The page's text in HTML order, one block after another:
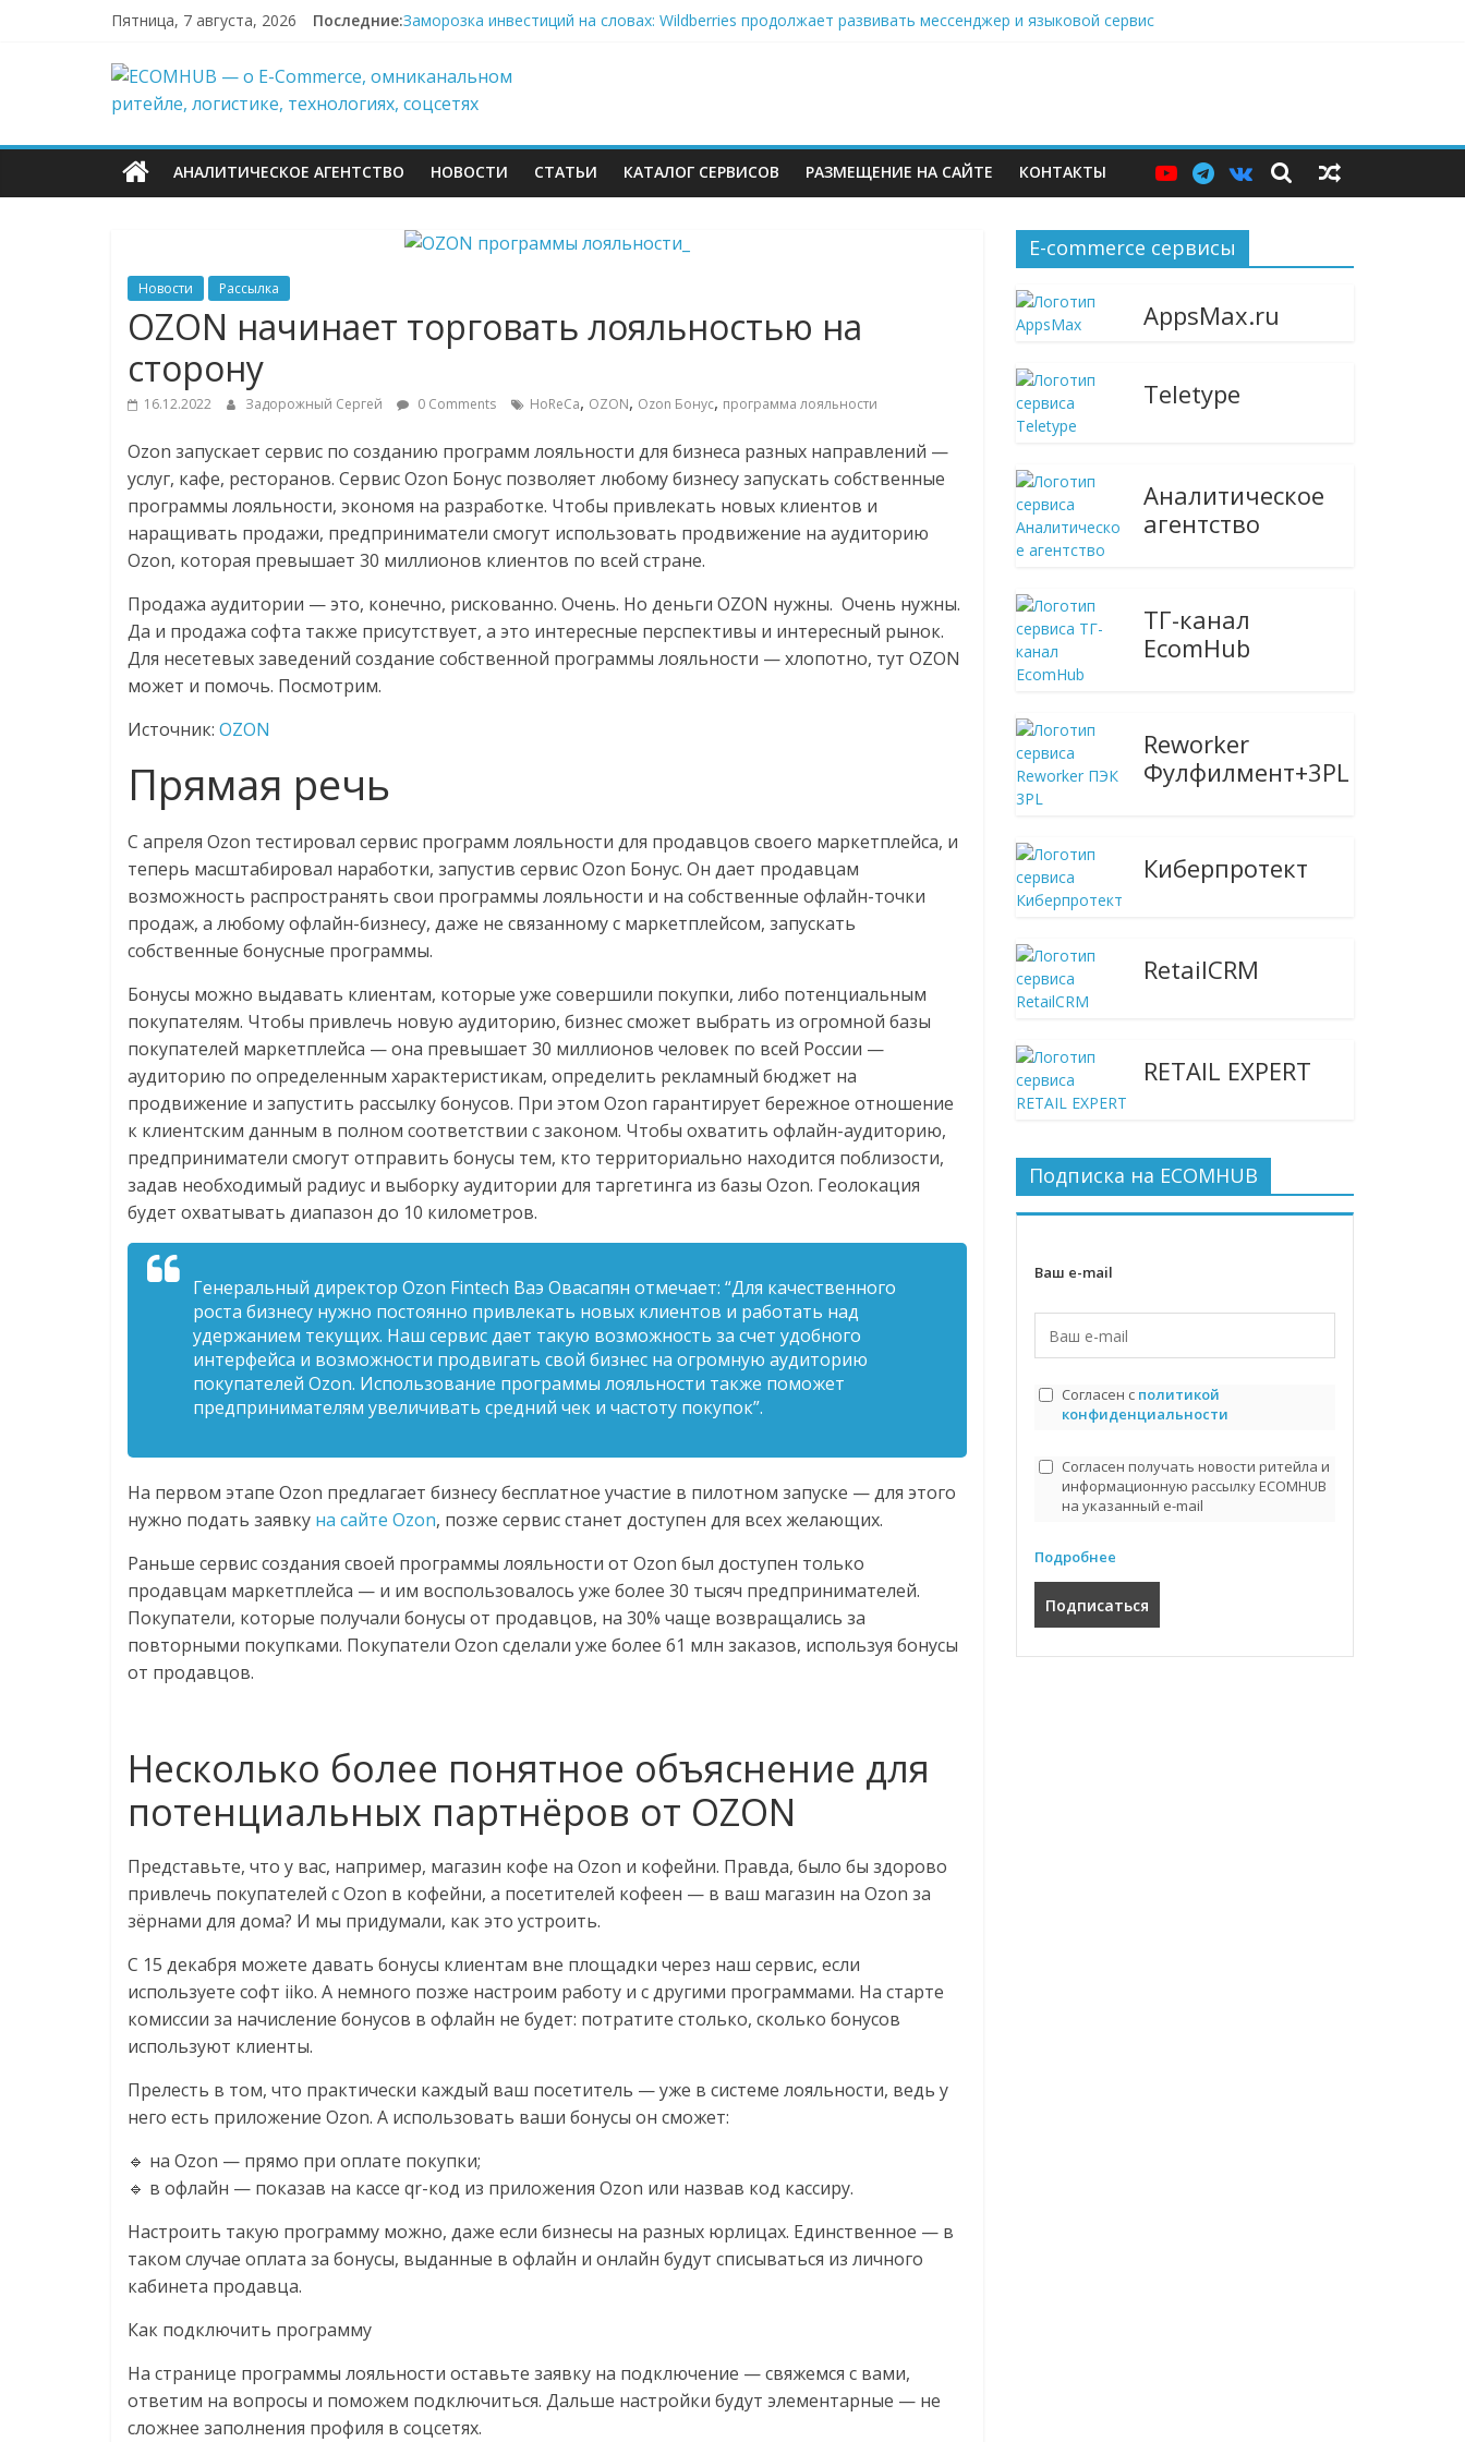
содержимому
Пятница, 7 августа, 2026 Последние:Заморозка инвестиций на словах: Wildberries продолжает развивать мессенджер и языковой сервис
Пока fashion-селлеры ищут замену Wildberries, Lamoda открывает отдельную витрину
67,4% селлеров Wildberries уже имеют альтернативу или начали её искать
ECOMHUB
—
о
E-
Commerce,
омниканальном
ритейле,
логистике,
технологиях,
соцсетях
Портал
онлайн-
сервисах
для
Commerce,
ритейле,
логистике,
технологиях,
соцсетях.
Нам
важно,
как
знать
как
Сеть
жизнь
людей
обсудить
изменения
читателем.
АНАЛИТИЧЕСКОЕ АГЕНТСТВО НОВОСТИ СТАТЬИ КАТАЛОГ СЕРВИСОВ РАЗМЕЩЕНИЕ НА САЙТЕ КОНТАКТЫ
Новости Рассылка
OZON начинает торговать лояльностью на
сторону
16.12.2022 Задорожный Сергей 0 Comments HoReCa, OZON, Ozon Бонус, программа лояльности
Ozon запускает сервис по созданию программ лояльности для бизнеса разных направлений —
услуг, кафе, ресторанов. Сервис Ozon Бонус позволяет любому бизнесу запускать собственные
программы лояльности, экономя на разработке. Чтобы привлекать новых клиентов и
наращивать продажи, предприниматели смогут использовать продвижение на аудиторию
Ozon, которая превышает 30 миллионов клиентов по всей стране.
Продажа аудитории — это, конечно, рискованно. Очень. Но деньги OZON нужны. Очень нужны.
Да и продажа софта также присутствует, а это интересные перспективы и интересный рынок.
Для несетевых заведений создание собственной программы лояльности — хлопотно, тут OZON
может и помочь. Посмотрим.
Источник: OZON
Прямая речь
С апреля Ozon тестировал сервис программ лояльности для продавцов своего маркетплейса, и
теперь масштабировал наработки, запустив сервис Ozon Бонус. Он дает продавцам
возможность распространять свои программы лояльности и на собственные офлайн-точки
продаж, а любому офлайн-бизнесу, даже не связанному с маркетплейсом, запускать
собственные бонусные программы.
Бонусы можно выдавать клиентам, которые уже совершили покупки, либо потенциальным
покупателям. Чтобы привлечь новую аудиторию, бизнес сможет выбрать из огромной базы
покупателей маркетплейса — она превышает 30 миллионов человек по всей России —
аудиторию по определенным характеристикам, определить рекламный бюджет на
продвижение и запустить рассылку бонусов. При этом Ozon гарантирует бережное отношение
к клиентским данным в полном соответствии с законом. Чтобы охватить офлайн-аудиторию,
предприниматели смогут отправить бонусы тем, кто территориально находится поблизости,
задав необходимый радиус и выборку аудитории для таргетинга из базы Ozon. Геолокация
будет охватывать диапазон до 10 километров.
Генеральный директор Ozon Fintech Ваэ Овасапян отмечает: “Для качественного
роста бизнесу нужно постоянно привлекать новых клиентов и работать над
удержанием текущих. Наш сервис дает такую возможность за счет удобного
интерфейса и возможности продвигать свой бизнес на огромную аудиторию
покупателей Ozon. Использование программы лояльности также поможет
предпринимателям увеличивать средний чек и частоту покупок”.
На первом этапе Ozon предлагает бизнесу бесплатное участие в пилотном запуске — для этого
нужно подать заявку на сайте Ozon, позже сервис станет доступен для всех желающих.
Раньше сервис создания своей программы лояльности от Ozon был доступен только
продавцам маркетплейса — и им воспользовалось уже более 30 тысяч предпринимателей.
Покупатели, которые получали бонусы от продавцов, на 30% чаще возвращались за
повторными покупками. Покупатели Ozon сделали уже более 61 млн заказов, используя бонусы
от продавцов.
Несколько более понятное объяснение для
потенциальных партнёров от OZON
Представьте, что у вас, например, магазин кофе на Ozon и кофейни. Правда, было бы здорово
привлечь покупателей с Ozon в кофейни, а посетителей кофеен — в ваш магазин на Ozon за
зёрнами для дома? И мы придумали, как это устроить.
С 15 декабря можете давать бонусы клиентам вне площадки через наш сервис, если
используете софт iiko. А немного позже настроим работу и с другими программами. На старте
комиссии за начисление бонусов в офлайн не будет: потратите столько, сколько бонусов
используют клиенты.
Прелесть в том, что практически каждый ваш посетитель — уже в системе лояльности, ведь у
него есть приложение Ozon. А использовать ваши бонусы он сможет:
🔹 на Ozon — прямо при оплате покупки;
🔹 в офлайн — показав на кассе qr-код из приложения Ozon или назвав код кассиру.
Настроить такую программу можно, даже если бизнесы на разных юрлицах. Единственное — в
таком случае оплата за бонусы, выданные в офлайн и онлайн будут списываться из личного
кабинета продавца.
Как подключить программу
На странице программы лояльности оставьте заявку на подключение — свяжемся с вами,
ответим на вопросы и поможем подключиться. Дальше настройки будут элементарные — не
сложнее заполнения профиля в соцсетях.
E-commerce сервисы
AppsMax.ru
Teletype
Аналитическое
агентство
ТГ-канал
EcomHub
Reworker
Фулфилмент+3PL
Киберпротект
RetailCRM
RETAIL EXPERT
Подписка на ECOMHUB
Ваш e-mail
Согласен с политикой
конфиденциальности
Согласен получать новости ритейла и
информационную рассылку ECOMHUB
на указанный e-mail
Подробнее